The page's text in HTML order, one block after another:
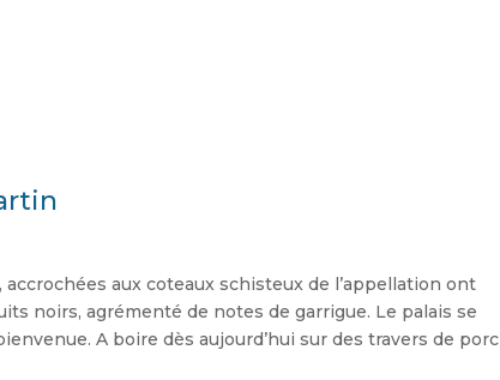
aux coteaux schisteux de l’appellation ont
noirs, agrémenté de notes de garrigue. Le palais se
A boire dès aujourd’hui sur des travers de porc